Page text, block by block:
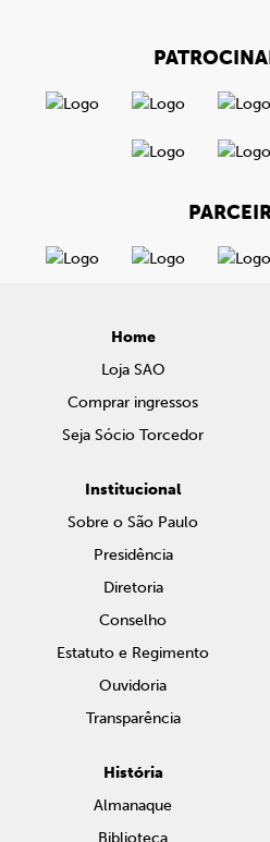
Home
Loja SAO
Comprar ingressos
Seja Sócio Torcedor
Institucional
Sobre o São Paulo
Presidência
Diretoria
Conselho
Estatuto e Regimento
Ouvidoria
Transparência
História
Almanaque
Biblioteca